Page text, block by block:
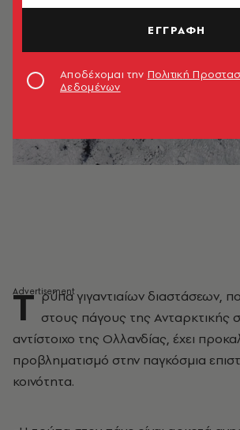
Τ ρύπα γιγαντιαίων διαστάσεων,
στους πάγους της Ανταρκτικής
αντίστοιχο της Ολλανδίας, έχει
προβληματισμό στην παγκόσμια
κοινότητα.
ΕΓΓΡΑΦΗ
Αποδέχομαι την Πολιτική
Δεδομένων